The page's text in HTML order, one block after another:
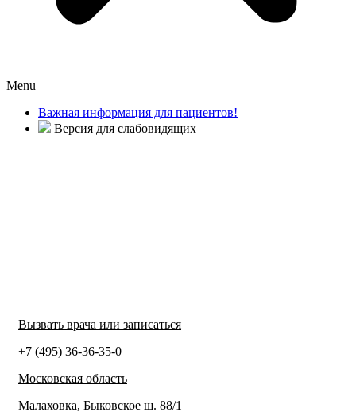
Menu
Важная информация для пациентов!
Версия для слабовидящих
Вызвать врача или записаться
+7 (495) 36-36-35-0
Московская область
Малаховка, Быковское ш. 88/1